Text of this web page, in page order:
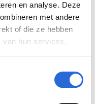
en analyse. Deze
met andere
of die ze hebben
van hun services.
op